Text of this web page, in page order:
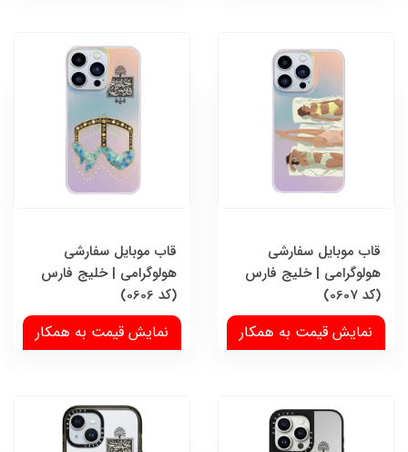
قاب موبایل سفارشی
هولوگرامی | خلیج فارس
(کد 0607)
نمایش قیمت به همکار
قاب موبایل سفارشی
هولوگرامی | خلیج فارس
(کد 0606)
نمایش قیمت به همکار